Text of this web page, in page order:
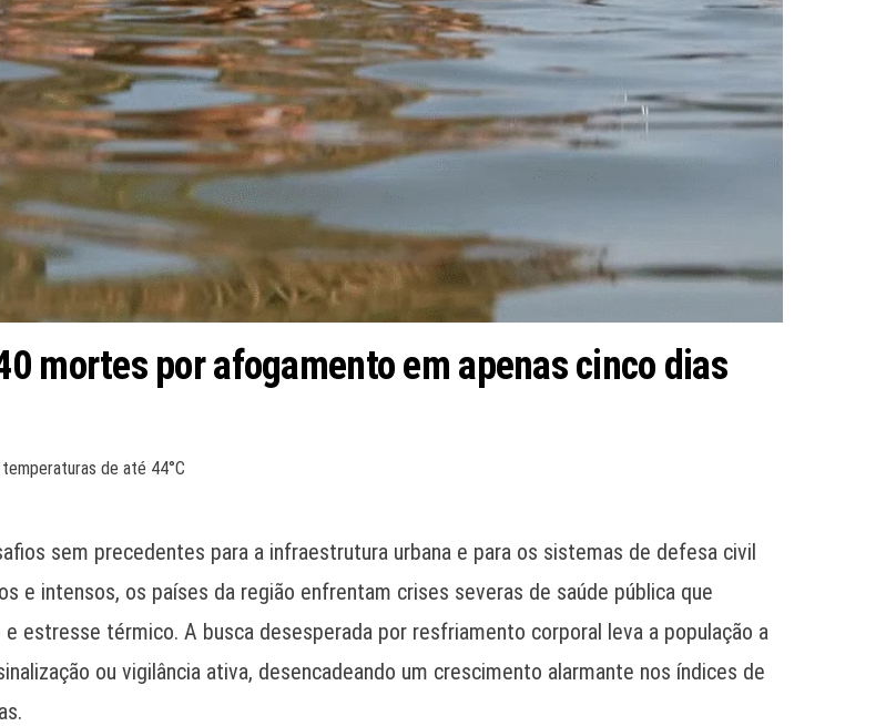
mortes por afogamento em apenas cinco dias
de até 44°C
sem precedentes para a infraestrutura urbana e para os sistemas de defesa civil
e intensos, os países da região enfrentam crises severas de saúde pública que
estresse térmico. A busca desesperada por resfriamento corporal leva a população a
ou vigilância ativa, desencadeando um crescimento alarmante nos índices de